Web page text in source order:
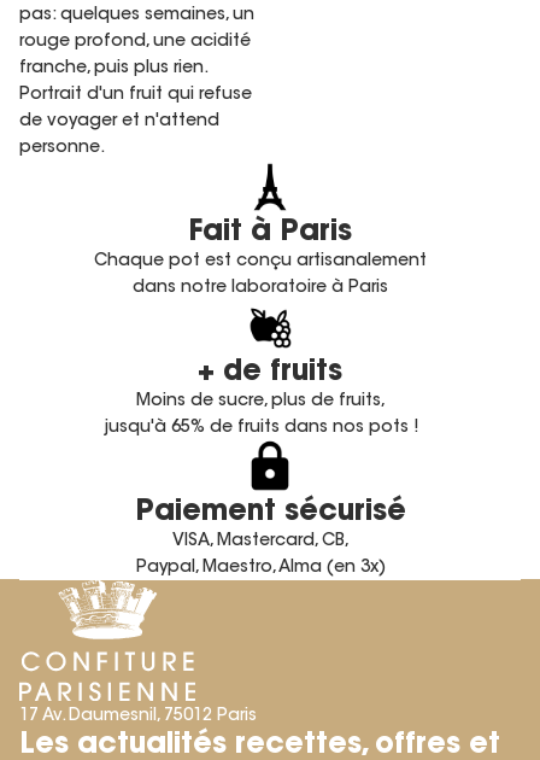
pas: quelques semaines, un
rouge profond, une acidité
franche, puis plus rien.
Portrait d'un fruit qui refuse
de voyager et n'attend
personne.
Fait à Paris
Chaque pot est conçu artisanalement
dans notre laboratoire à Paris
+ de fruits
Moins de sucre, plus de fruits,
jusqu'à 65% de fruits dans nos pots !
Paiement sécurisé
VISA, Mastercard, CB,
Paypal, Maestro, Alma (en 3x)
17 Av. Daumesnil, 75012 Paris
Les actualités recettes, offres et